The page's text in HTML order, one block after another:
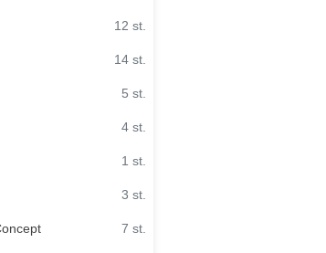
12 st.
14 st.
5 st.
4 st.
1 st.
3 st.
7 st.